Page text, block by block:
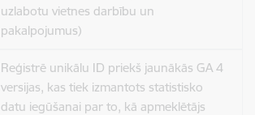
uzlabotu vietnes darbību un
pakalpojumus)
Reģistrē unikālu ID priekš jaunākās GA 4
versijas, kas tiek izmantots statistisko
datu iegūšanai par to, kā apmeklētājs